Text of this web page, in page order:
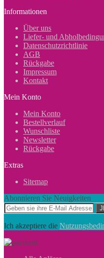
Informationen
Über uns
Liefer- und
Datenschutzrichtlinie
AGB
Rückgabe
Impressum
Kontakt
Mein Konto
Mein Konto
Bestellverlauf
Wunschliste
Newsletter
Rückgabe
Extras
Sitemap
Abonnieren Sie Neuigkeiten
Ich akzeptiere die